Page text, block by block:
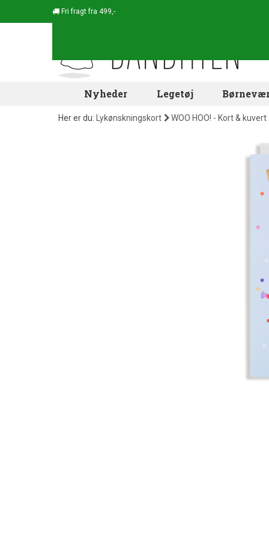
Fri fragt fra 499,-
Nyheder Legetøj
Her er du: Lykønskningskort WOO HOO! - Kort & kuvert